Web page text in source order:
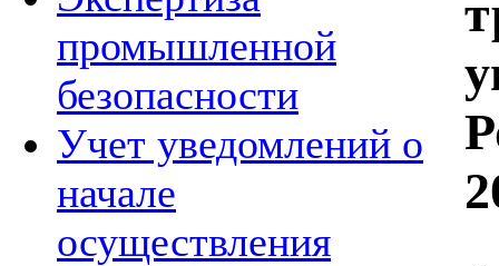
промышленной
безопасности
Учет уведомлений о
начале
осуществления